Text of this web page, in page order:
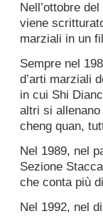
Nell’ottobre
viene
marziali in un
Sempre nel
d’arti marziali
in cui Shi
altri si
cheng quan,
Nel 1989, nel
Sezione
che conta più
Nel 1992, nel